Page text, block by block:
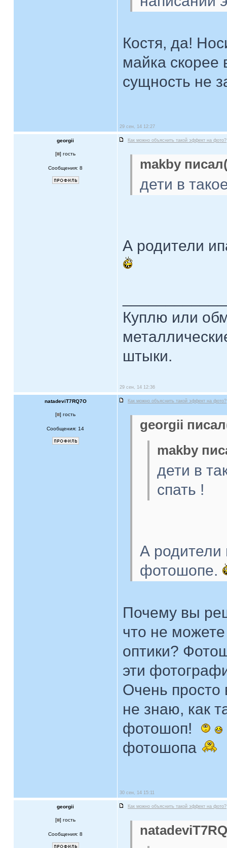
Костя, да!
майка скорее
сущность не
29 сен, 14 12:27
georgii Как можно объяснить такой эффект на фото?
[ ] гость
Сообщения: 8 makby
дети в
А родители
Куплю или
штыки.
29 сен, 14 12:36
natadeviT7RQ7O Как можно объяснить такой эффект на фото?
[ ] гость
Сообщения: 14
georgii
makby
дети в
спать !
А родители
фотошопе.
Почему вы
что не
оптики?
эти
Очень просто
не знаю, как
фотошоп!
фотошопа
30 сен, 14 15:11
georgii Как можно объяснить такой эффект на фото?
[ ] гость
Сообщения: 8